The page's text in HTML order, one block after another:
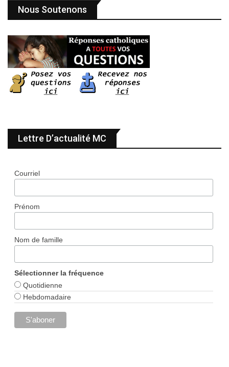
Nous Soutenons
Lettre D’actualité MC
Courriel
Prénom
Nom de famille
Sélectionner la fréquence
Quotidienne
Hebdomadaire